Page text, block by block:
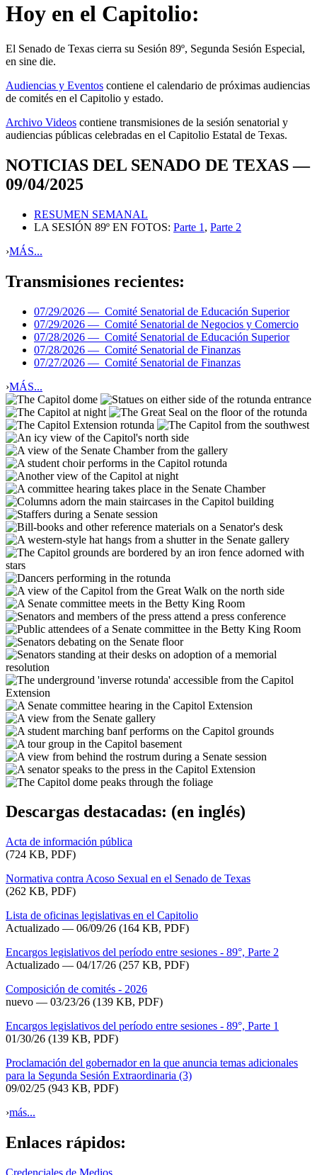
Hoy en el Capitolio:
El Senado de Texas cierra su Sesión 89º, Segunda Sesión Especial,
en sine die.
Audiencias y Eventos contiene el calendario de próximas audiencias
de comités en el Capitolio y estado.
Archivo Videos contiene transmisiones de la sesión senatorial y
audiencias públicas celebradas en el Capitolio Estatal de Texas.
NOTICIAS DEL SENADO DE TEXAS —
09/04/2025
RESUMEN SEMANAL
LA SESIÓN 89º EN FOTOS: Parte 1 , Parte 2
›MÁS...
Transmisiones recientes:
07/29/2026 — Comité Senatorial de Educación Superior
07/29/2026 — Comité Senatorial de Negocios y Comercio
07/28/2026 — Comité Senatorial de Educación Superior
07/28/2026 — Comité Senatorial de Finanzas
07/27/2026 — Comité Senatorial de Finanzas
›MÁS...
Descargas destacadas: (en inglés)
Acta de información pública
(724 KB, PDF)
Normativa contra Acoso Sexual en el Senado de Texas
(262 KB, PDF)
Lista de oficinas legislativas en el Capitolio
Actualizado — 06/09/26 (164 KB, PDF)
Encargos legislativos del período entre sesiones - 89°, Parte 2
Actualizado — 04/17/26 (257 KB, PDF)
Composición de comités - 2026
nuevo — 03/23/26 (139 KB, PDF)
Encargos legislativos del período entre sesiones - 89°, Parte 1
01/30/26 (139 KB, PDF)
Proclamación del gobernador en la que anuncia temas adicionales
para la Segunda Sesión Extraordinaria (3)
09/02/25 (943 KB, PDF)
›más...
Enlaces rápidos: